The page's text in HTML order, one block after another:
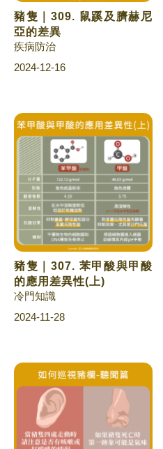
豬隻｜309. 鼠蹊及臍赫尼
亞的差異
疾病防治
2024-12-16
豬隻｜307. 苯甲酸與甲酸
的應用差異性(上)
冷門知識
2024-11-28